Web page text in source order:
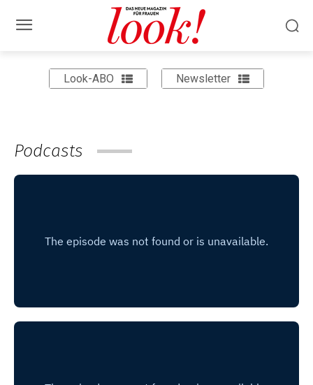
Look-ABO Newsletter
Podcasts